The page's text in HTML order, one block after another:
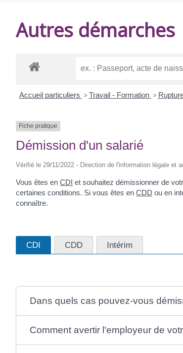
Autres démarches
Accueil particuliers > Travail - Formation >
Fiche pratique
Démission d'un salarié
Vérifié le 29/11/2022 - Direction de l'information légale et
Vous êtes en CDI et souhaitez démissionner de
certaines conditions. Si vous êtes en CDD ou en
connaître.
CDI CDD Intérim
Dans quels cas pouvez-vous
Comment avertir l'employeur de